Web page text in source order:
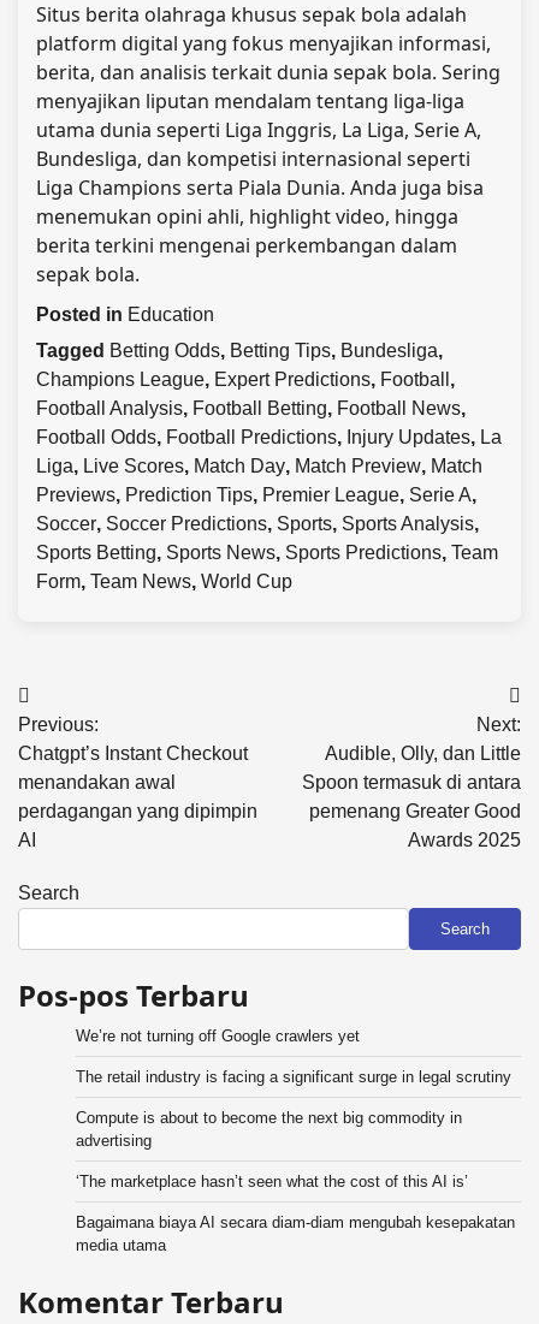
Situs berita olahraga khusus sepak bola adalah
platform digital yang fokus menyajikan informasi,
berita, dan analisis terkait dunia sepak bola. Sering
menyajikan liputan mendalam tentang liga-liga
utama dunia seperti Liga Inggris, La Liga, Serie A,
Bundesliga, dan kompetisi internasional seperti
Liga Champions serta Piala Dunia. Anda juga bisa
menemukan opini ahli, highlight video, hingga
berita terkini mengenai perkembangan dalam
sepak bola.
Posted in Education
Tagged Betting Odds, Betting Tips, Bundesliga,
Champions League, Expert Predictions, Football ,
Football Analysis, Football Betting, Football News,
Football Odds, Football Predictions, Injury Updates, La
Liga, Live Scores, Match Day, Match Preview, Match
Previews, Prediction Tips, Premier League, Serie A,
Soccer, Soccer Predictions, Sports, Sports Analysis,
Sports Betting, Sports News, Sports Predictions, Team
Form, Team News, World Cup
Post
navigation
Previous:
Chatgpt’s Instant Checkout
menandakan awal
perdagangan yang dipimpin
AI
Next:
Audible, Olly, dan Little
Spoon termasuk di antara
pemenang Greater Good
Awards 2025
Search
Search
Pos-pos Terbaru
We’re not turning off Google crawlers yet
The retail industry is facing a significant surge in legal scrutiny
Compute is about to become the next big commodity in
advertising
‘The marketplace hasn’t seen what the cost of this AI is’
Bagaimana biaya AI secara diam-diam mengubah kesepakatan
media utama
Komentar Terbaru